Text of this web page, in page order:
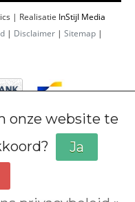
| Realisatie InStijl Media
| Disclaimer | Sitemap |
onze website te
Ja